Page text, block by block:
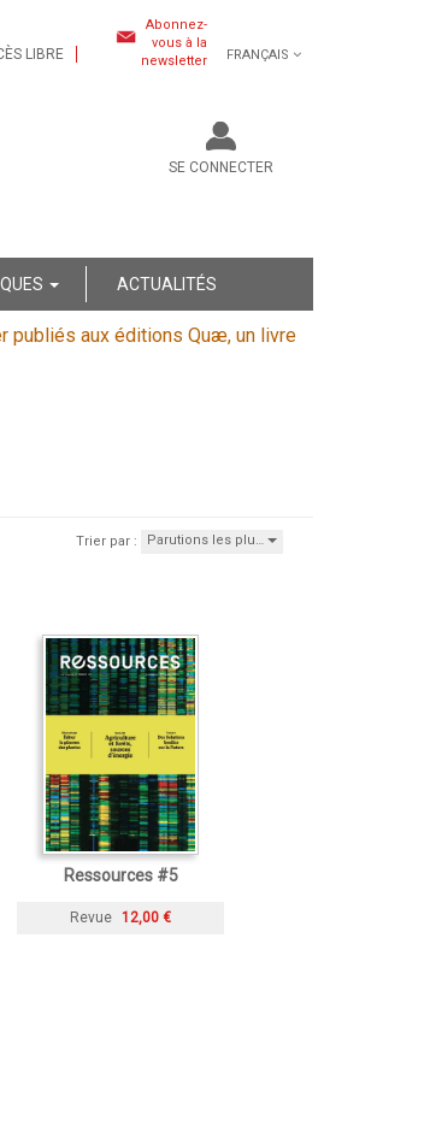
LIBRE
Abonnez-
vous à la
newsletter
FRANÇAIS
SE CONNECTER
ACTUALITÉS
publiés aux éditions Quæ, un livre
Trier par : Parutions les plu…
Ressources #5
Revue 12,00 €